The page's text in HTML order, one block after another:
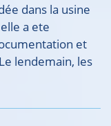
dans la usine
a ete
et
lendemain, les